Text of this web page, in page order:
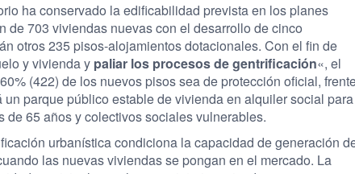
ha conservado la edificabilidad prevista en los planes
703 viviendas nuevas con el desarrollo de cinco
otros 235 pisos-alojamientos dotacionales. Con el fin de
y vivienda y paliar los procesos de gentrificación«, el
(422) de los nuevos pisos sea de protección oficial,
parque público estable de vivienda en alquiler social para
de 65 años y colectivos sociales vulnerables.
urbanística condiciona la capacidad de generación
las nuevas viviendas se pongan en el mercado. La